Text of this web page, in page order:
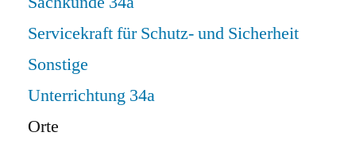
Servicekraft für Schutz- und Sicherheit
Sonstige
Unterrichtung 34a
Orte